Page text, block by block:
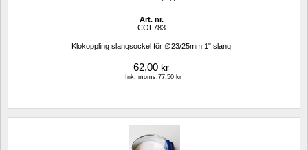
Art. nr.
COL783
Klokoppling slangsockel för ∅23/25mm 1" slang
62,00 kr
Ink. moms.77,50 kr